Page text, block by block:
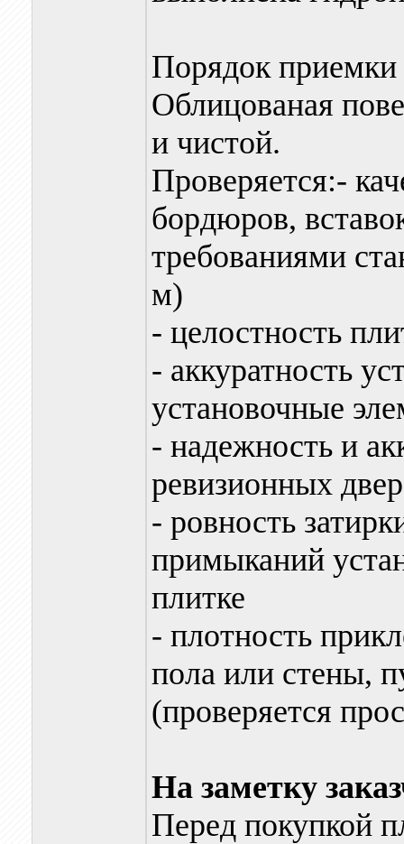
Порядок приемки
Облицованая
и чистой.
Проверяется:-
бордюров,
требованиями
м)
- целостность
- аккуратность
установочные
- надежность и
ревизионных
- ровность
примыканий
плитке
- плотность
пола или стены,
(проверяется
На заметку
Перед покупкой